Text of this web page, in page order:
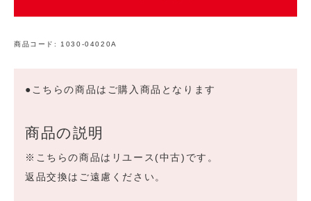
商品コード: 1030-04020A
●こちらの商品はご購入商品となります
商品の説明
※こちらの商品はリユース(中古)です。
返品交換はご遠慮ください。